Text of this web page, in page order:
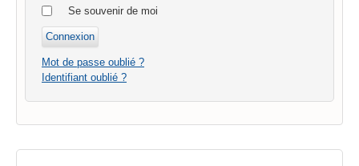
Se souvenir de moi
Mot de passe oublié ?
Identifiant oublié ?